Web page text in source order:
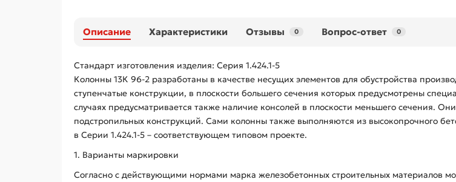
Описание Характеристики Отзывы 0 Вопрос-ответ 0
Стандарт изготовления изделия: Серия 1.424.1-5
Колонны 13К 96-2 разработаны в качестве несущих элементов для обустройства
ступенчатые конструкции, в плоскости большего сечения которых предусмотрены
случаях предусматривается также наличие консолей в плоскости меньшего сечения.
подстропильных конструкций. Сами колонны также выполняются из высокопрочного
в Серии 1.424.1-5 – соответствующем типовом проекте.
1. Варианты маркировки
Согласно с действующими нормами марка железобетонных строительных материалов